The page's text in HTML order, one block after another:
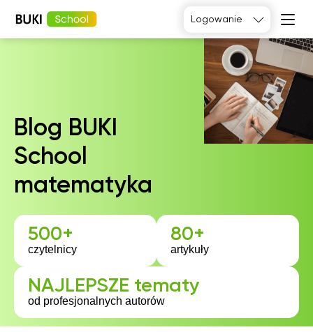
Język polski
Chemia
Biologia
Język
angielski
Język
francuski
Język
niemiecki
Logowanie
Blog BUKI
School
matematyka
500+
czytelnicy
80+
artykuły
NAJLEPSZE tematy
od profesjonalnych autorów